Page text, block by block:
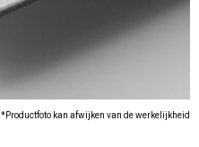
*Productfoto kan afwijken van de werkelijkheid